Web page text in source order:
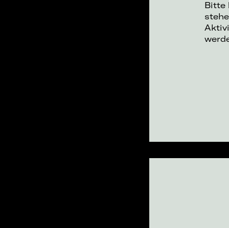
Bitte